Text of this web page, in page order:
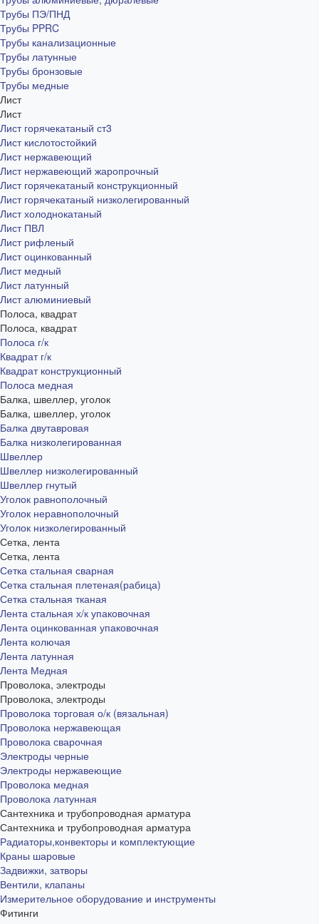
Трубы ПЭ/ПНД
Трубы PPRC
Трубы канализационные
Трубы латунные
Трубы бронзовые
Трубы медные
Лист
Лист
Лист горячекатаный ст3
Лист кислотостойкий
Лист нержавеющий
Лист нержавеющий жаропрочный
Лист горячекатаный конструкционный
Лист горячекатаный низколегированный
Лист холоднокатаный
Лист ПВЛ
Лист рифленый
Лист оцинкованный
Лист медный
Лист латунный
Лист алюминиевый
Полоса, квадрат
Полоса, квадрат
Полоса г/к
Квадрат г/к
Квадрат конструкционный
Полоса медная
Балка, швеллер, уголок
Балка, швеллер, уголок
Балка двутавровая
Балка низколегированная
Швеллер
Швеллер низколегированный
Швеллер гнутый
Уголок равнополочный
Уголок неравнополочный
Уголок низколегированный
Сетка, лента
Сетка, лента
Сетка стальная сварная
Сетка стальная плетеная(рабица)
Сетка стальная тканая
Лента стальная х/к упаковочная
Лента оцинкованная упаковочная
Лента колючая
Лента латунная
Лента Медная
Проволока, электроды
Проволока, электроды
Проволока торговая о/к (вязальная)
Проволока нержавеющая
Проволока сварочная
Электроды черные
Электроды нержавеющие
Проволока медная
Проволока латунная
Сантехника и трубопроводная арматура
Сантехника и трубопроводная арматура
Радиаторы,конвекторы и комплектующие
Краны шаровые
Задвижки, затворы
Вентили, клапаны
Измерительное оборудование и инструменты
Фитинги